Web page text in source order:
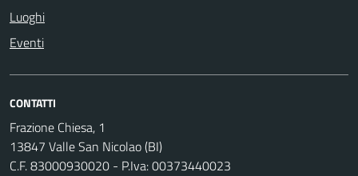
Luoghi
Eventi
CONTATTI
Frazione Chiesa, 1
13847 Valle San Nicolao (BI)
C.F. 83000930020 - P.Iva: 00373440023